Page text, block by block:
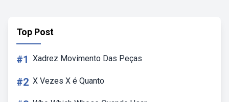
Top Post
#1 Xadrez Movimento Das Peças
#2 X Vezes X é Quanto